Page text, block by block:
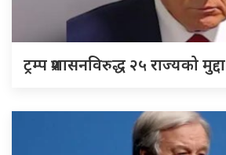
ट्रम्प प्रशासनविरुद्ध २५ राज्यको मुद्दा